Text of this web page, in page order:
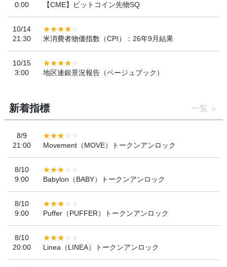
0:00
【CME】ビットコイン先物SQ
10/14
21:30
米消費者物価指数（CPI）：26年9月結果
10/15
3:00
地区連銀景況報告（ベージュブック）
新着指標 一覧
8/9
21:00
Movement（MOVE）トークンアンロック
8/10
9:00
Babylon（BABY）トークンアンロック
8/10
9:00
Puffer（PUFFER）トークンアンロック
8/10
20:00
Linea（LINEA）トークンアンロック